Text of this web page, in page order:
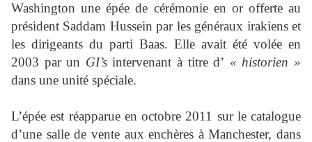
Washington une épée de cérémonie en or offerte au
président Saddam Hussein par les généraux irakiens et
les dirigeants du parti Baas. Elle avait été volée en
2003 par un GI’sintervenant à titre d’ « historien »
dans une unité spéciale.
L’épée est réapparue en octobre 2011 sur le catalogue
d’une salle de vente aux enchères à Manchester, dans